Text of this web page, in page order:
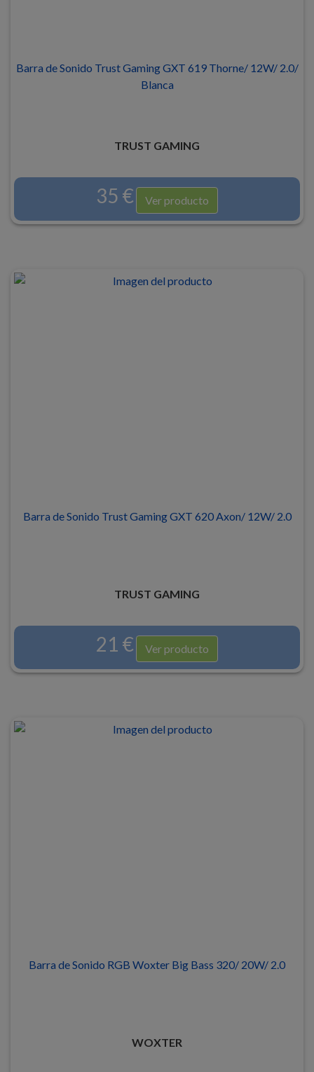
Barra de Sonido Trust Gaming GXT 619 Thorne/ 12W/ 2.0/
Blanca
TRUST GAMING
35 € Ver producto
Barra de Sonido Trust Gaming GXT 620 Axon/ 12W/ 2.0
TRUST GAMING
21 € Ver producto
Barra de Sonido RGB Woxter Big Bass 320/ 20W/ 2.0
WOXTER